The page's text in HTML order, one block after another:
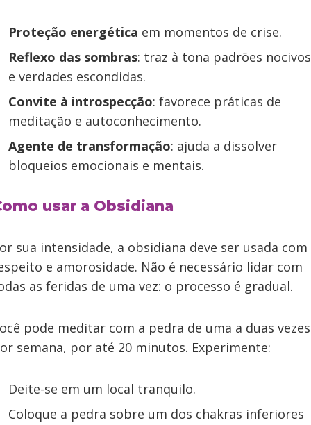
Proteção energética em momentos de crise.
Reflexo das sombras: traz à tona padrões nocivos
e verdades escondidas.
Convite à introspecção: favorece práticas de
meditação e autoconhecimento.
Agente de transformação: ajuda a dissolver
bloqueios emocionais e mentais.
usar a Obsidiana
sua intensidade, a obsidiana deve ser usada com
e amorosidade. Não é necessário lidar com
as feridas de uma vez: o processo é gradual.
pode meditar com a pedra de uma a duas vezes
semana, por até 20 minutos. Experimente:
Deite-se em um local tranquilo.
Coloque a pedra sobre um dos chakras inferiores